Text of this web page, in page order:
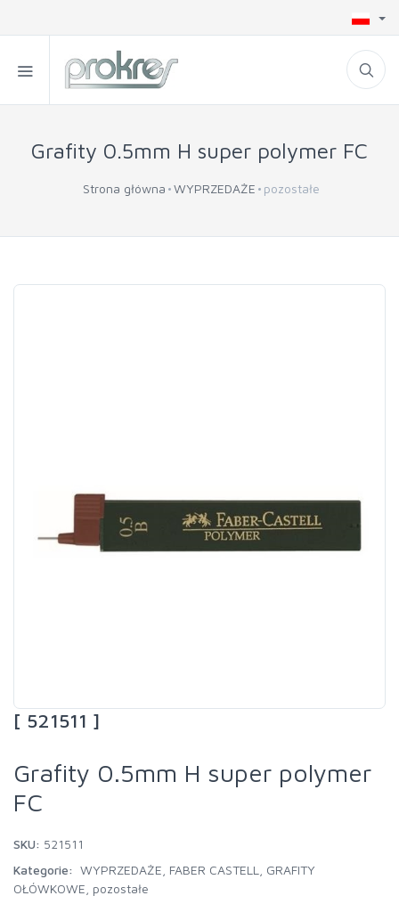
Grafity 0.5mm H super polymer FC
Strona główna WYPRZEDAŻE pozostałe
[ 521511 ]
Grafity 0.5mm H super polymer
FC
SKU: 521511
Kategorie: WYPRZEDAŻE FABER CASTELL
GRAFITY
OŁÓWKOWE pozostałe